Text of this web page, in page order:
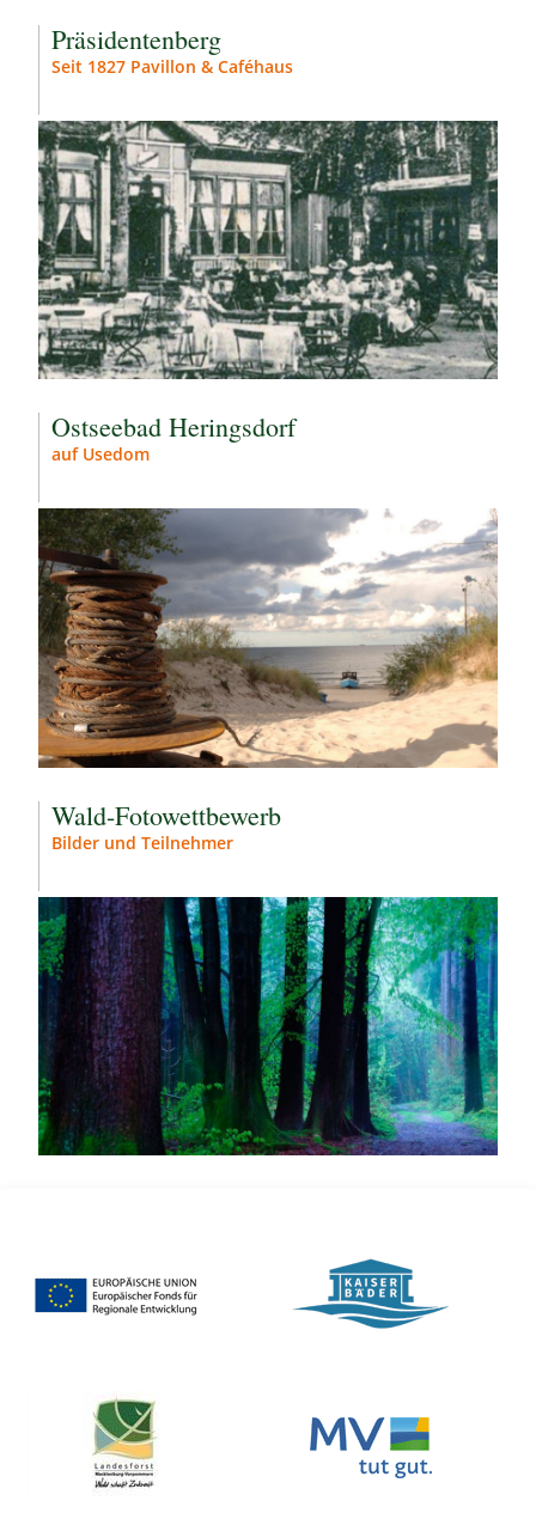
Präsidentenberg
Seit 1827 Pavillon & Caféhaus
Ostseebad Heringsdorf
auf Usedom
Wald-Fotowettbewerb
Bilder und Teilnehmer